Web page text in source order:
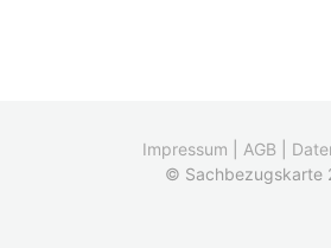
Impressum AGB
© Sachbezugskarte